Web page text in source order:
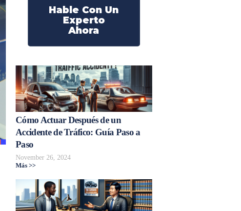
Hable Con Un
Experto
Ahora
Cómo Actuar Después de un
Accidente de Tráfico: Guía Paso a
Paso
November 26, 2024
Más >>